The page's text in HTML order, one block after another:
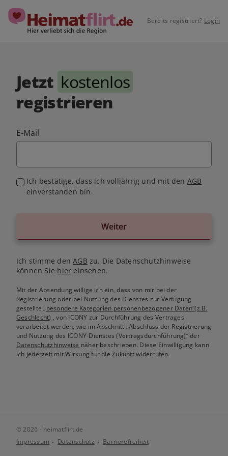
Bereits registriert? Login
Jetzt kostenlos
registrieren
E-Mail
Ich bestätige, dass ich volljährig und mit den AGB
einverstanden bin.
Weiter
Ich stimme denAGB zu. Die Datenschutzhinweise
können Sie hier einsehen.
Mit der Absendung willige ich ein, dass von mir bei der
Registrierung oder bei Nutzung des Dienstes zur Verfügung
gestellte„besondere Kategorien personenbezogener Daten“(z.B.
Geschlecht) , von ICONY zur Durchführung des Vertrages
verarbeitet werden, wie im Abschnitt „Abschluss der Registrierung
und Nutzung des ICONY-Dienstes (Vertragsdurchführung)“ der
Datenschutzhinweise näher beschrieben. Diese Einwilligung kann
ich jederzeit mit Wirkung für die Zukunft widerrufen.
© 2026 - heimatflirt.de
Impressum
Datenschutz Barrierefreiheit